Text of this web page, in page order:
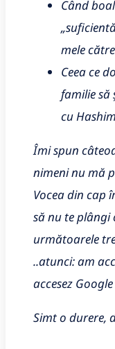
Când
mele
Ceea ce
familie să
cu
Îmi spun
nimeni nu mă
Vocea din cap
să nu te plângi
următoarele
..atunci: am
accesez
Simt o durere,